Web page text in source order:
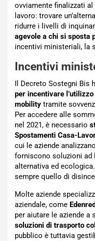
ovviamente finalizzati
lavoro: trovare
ridurre i livelli di
agevole a chi si sposta
incentivi ministeriali, la
Incentivi
Il Decreto Sostegni Bis
per incentivare
mobility tramite
Per accedere alle
nel 2021, è necessario
Spostamenti Casa-
cui le aziende
forniscono soluzioni ad
alternativa ed
sempre quello di
Molte aziende
aziendale, come
per aiutare le aziende a
soluzioni di trasporto
pubblico è tuttavia